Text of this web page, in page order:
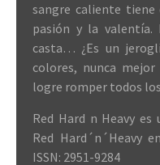
sangre caliente
pasión y la
casta… ¿Es un
colores, nunca
logre romper todos
Red Hard n Heavy
Red Hard´n´Heavy
ISSN: 2951-9284